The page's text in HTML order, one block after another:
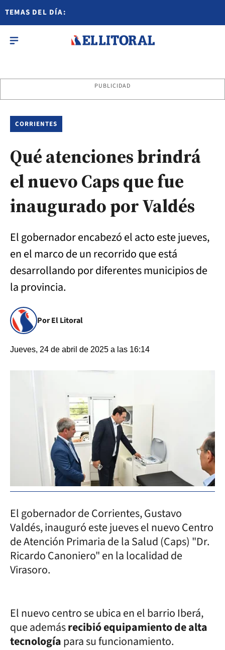
TEMAS DEL DÍA:
PUBLICIDAD
CORRIENTES
Qué atenciones brindrá
el nuevo Caps que fue
inaugurado por Valdés
El gobernador encabezó el acto este jueves,
en el marco de un recorrido que está
desarrollando por diferentes municipios de
la provincia.
Por El Litoral
Jueves, 24 de abril de 2025 a las 16:14
El gobernador de Corrientes, Gustavo
Valdés, inauguró este jueves el nuevo Centro
de Atención Primaria de la Salud (Caps) "Dr.
Ricardo Canoniero" en la localidad de
Virasoro.
El nuevo centro se ubica en el barrio Iberá,
que ademásrecibió equipamiento de alta
tecnologíapara su funcionamiento.